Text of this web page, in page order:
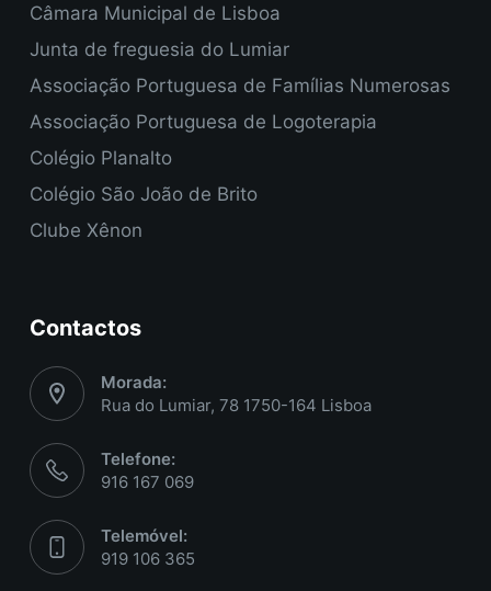
Câmara Municipal de Lisboa
Junta de freguesia do Lumiar
Associação Portuguesa de Famílias Numerosas
Associação Portuguesa de Logoterapia
Colégio Planalto
Colégio São João de Brito
Clube Xênon
Contactos
Morada:
Rua do Lumiar, 78 1750-164 Lisboa
Telefone:
916 167 069
Telemóvel:
919 106 365